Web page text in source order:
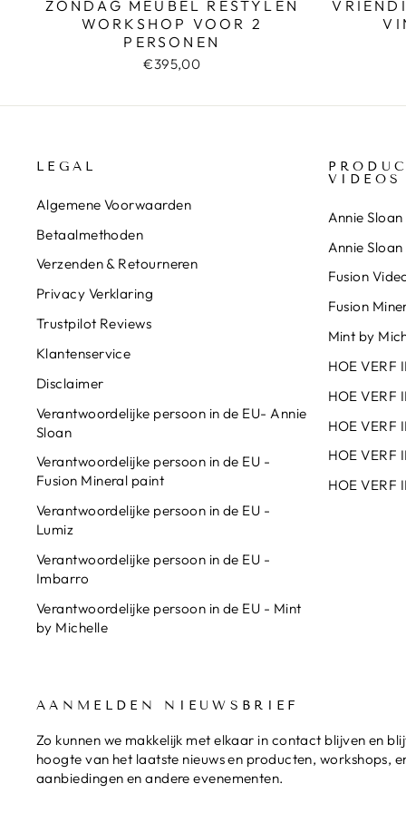
ZONDAG MEUBEL RESTYLEN
WORKSHOP VOOR 2
PERSONEN
€395,00
LEGAL
Algemene Voorwaarden
Betaalmethoden
Verzenden & Retourneren
Privacy Verklaring
Trustpilot Reviews
Klantenservice
Disclaimer
Verantwoordelijke persoon in de EU- Annie
Sloan
Verantwoordelijke persoon in de EU -
Fusion Mineral paint
Verantwoordelijke persoon in de EU -
Lumiz
Verantwoordelijke persoon in de EU -
Imbarro
Verantwoordelijke persoon in de EU - Mint
by Michelle
VIDEOS
Annie
Annie
Fusion
Fusion
Mint by
HOE VERF
HOE VERF
HOE VERF
HOE VERF
HOE VERF
AANMELDEN NIEUWSBRIEF
Zo kunnen we makkelijk met elkaar in contact blijven en
hoogte van het laatste nieuws en producten, workshops,
aanbiedingen en andere evenementen.